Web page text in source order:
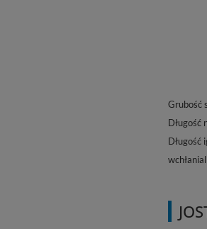
Grubość
Długość
Długość